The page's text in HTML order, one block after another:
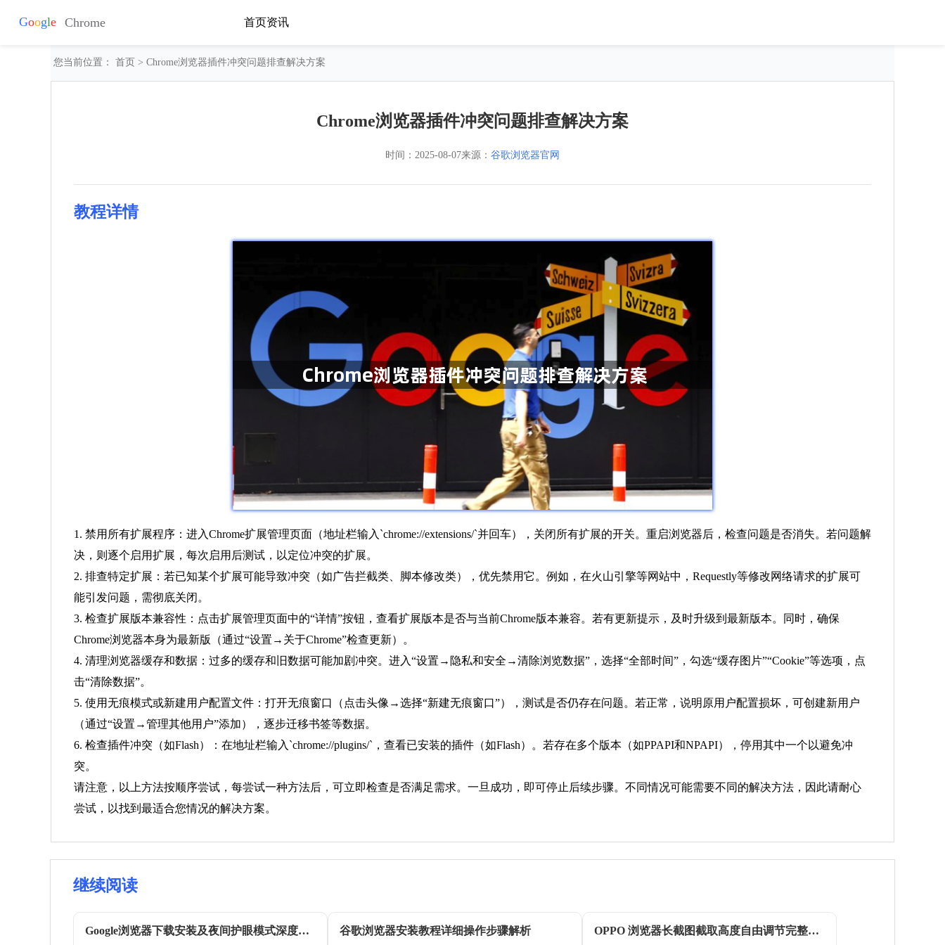
首页资讯
您当前位置： 首页 > Chrome浏览器插件冲突问题排查解决方案
Chrome浏览器插件冲突问题排查解决方案
时间： 2025-08-07来源： 谷歌浏览器官网
教程详情
1. 禁用所有扩展程序：进入Chrome扩展管理页面（地址栏输入`chrome://extensions/`并回车），关闭所有扩展的开关。重启浏览器后，检查问题是否消失。若问题解
决，则逐个启用扩展，每次启用后测试，以定位冲突的扩展。
2. 排查特定扩展：若已知某个扩展可能导致冲突（如广告拦截类、脚本修改类），优先禁用它。例如，在火山引擎等网站中，Requestly等修改网络请求的扩展可
能引发问题，需彻底关闭。
3. 检查扩展版本兼容性：点击扩展管理页面中的“详情”按钮，查看扩展版本是否与当前Chrome版本兼容。若有更新提示，及时升级到最新版本。同时，确保
Chrome浏览器本身为最新版（通过“设置→关于Chrome”检查更新）。
4. 清理浏览器缓存和数据：过多的缓存和旧数据可能加剧冲突。进入“设置→隐私和安全→清除浏览数据”，选择“全部时间”，勾选“缓存图片”“Cookie”等选项，点
击“清除数据”。
5. 使用无痕模式或新建用户配置文件：打开无痕窗口（点击头像→选择“新建无痕窗口”），测试是否仍存在问题。若正常，说明原用户配置损坏，可创建新用户
（通过“设置→管理其他用户”添加），逐步迁移书签等数据。
6. 检查插件冲突（如Flash）：在地址栏输入`chrome://plugins/`，查看已安装的插件（如Flash）。若存在多个版本（如PPAPI和NPAPI），停用其中一个以避免冲
突。
请注意，以上方法按顺序尝试，每尝试一种方法后，可立即检查是否满足需求。一旦成功，即可停止后续步骤。不同情况可能需要不同的解决方法，因此请耐心
尝试，以找到最适合您情况的解决方案。
继续阅读
Google浏览器下载安装及夜间护眼模式深度教程 谷歌浏览器安装教程详细操作步骤解析 OPPO 浏览器长截图截取高度自由调节完整网页画面